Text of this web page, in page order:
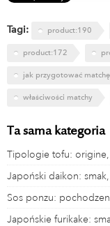
Tagi: product:190
product:172
jak przygotować matchę
właściwości matchy
Ta sama kategoria
Tipologie tofu:
Japoński daikon:
Sos ponzu:
Japońskie furikake: